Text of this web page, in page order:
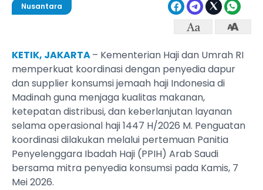
Nusantara
KETIK, JAKARTA– Kementerian Haji dan Umrah RI
memperkuat koordinasi dengan penyedia dapur
dan supplier konsumsi jemaah haji Indonesia di
Madinah guna menjaga kualitas makanan,
ketepatan distribusi, dan keberlanjutan layanan
selama operasional haji 1447 H/2026 M. Penguatan
koordinasi dilakukan melalui pertemuan Panitia
Penyelenggara Ibadah Haji (PPIH) Arab Saudi
bersama mitra penyedia konsumsi pada Kamis, 7
Mei 2026.